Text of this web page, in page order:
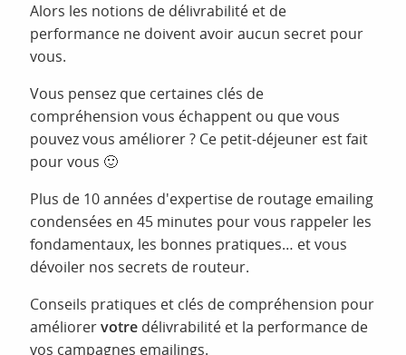
Alors les notions de délivrabilité et de
performance ne doivent avoir aucun secret pour
vous.
Vous pensez que certaines clés de
compréhension vous échappent ou que vous
pouvez vous améliorer ? Ce petit-déjeuner est fait
pour vous 🙂
Plus de 10 années d'expertise de routage emailing
condensées en 45 minutes pour vous rappeler les
fondamentaux, les bonnes pratiques… et vous
dévoiler nos secrets de routeur.
Conseils pratiques et clés de compréhension pour
améliorervotre délivrabilité et la performance de
vos campagnes emailings.